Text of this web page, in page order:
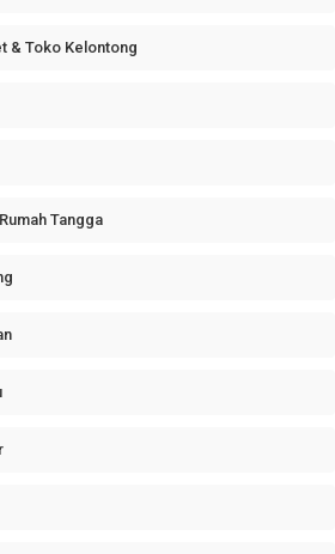
& Toko Kelontong
Tangga